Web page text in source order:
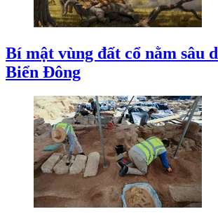
Bí mật vùng đất cổ nằm sâu
Biển Đông